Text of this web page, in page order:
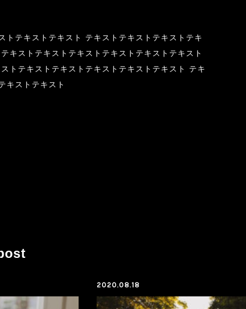
トテキストテキスト テキストテキストテキストテキ
キストテキストテキストテキストテキストテキスト
トテキストテキストテキストテキストテキスト テキ
キストテキスト
2020.08.18